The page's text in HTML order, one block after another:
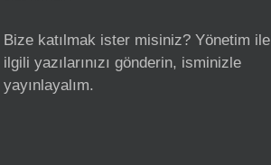
Bize katılmak ister misiniz? Yönetim ile
ilgili yazılarınızı gönderin, isminizle
yayınlayalım.